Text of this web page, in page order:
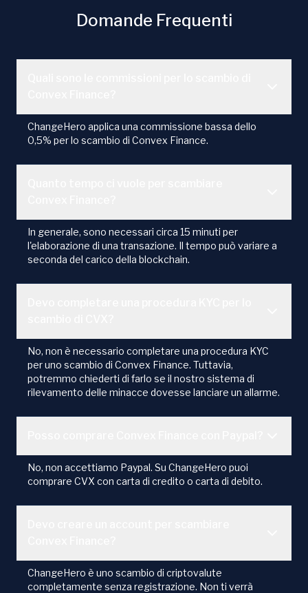
Domande Frequenti
ChangeHero applica una commissione bassa dello
0,5% per lo scambio di Convex Finance.
In generale, sono necessari circa 15 minuti per
l'elaborazione di una transazione. Il tempo può variare a
seconda del carico della blockchain.
No, non è necessario completare una procedura KYC
per uno scambio di Convex Finance. Tuttavia,
potremmo chiederti di farlo se il nostro sistema di
rilevamento delle minacce dovesse lanciare un allarme.
No, non accettiamo Paypal. Su ChangeHero puoi
comprare CVX con carta di credito o carta di debito.
ChangeHero è uno scambio di criptovalute
completamente senza registrazione. Non ti verrà